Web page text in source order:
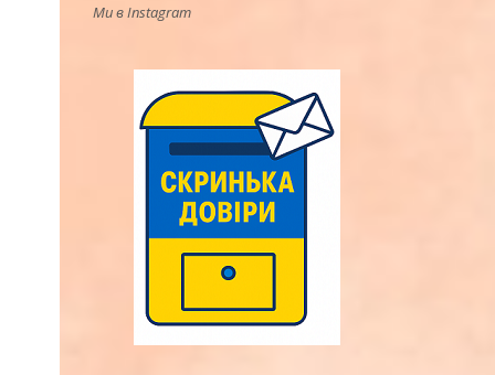
Ми в Instagram